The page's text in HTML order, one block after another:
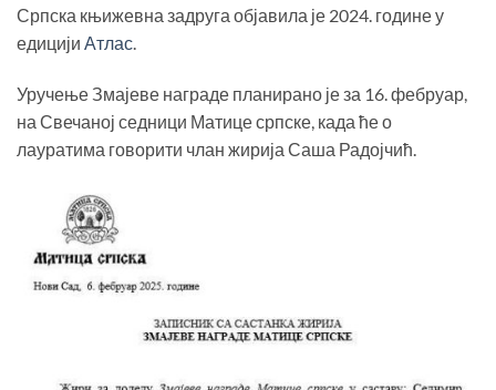
Српска књижевна задруга објавила је 2024. године у
едицији Атлас.
Уручење Змајеве награде планирано је за 16. фебруар,
на Свечаној седници Матице српске, када ће о
лауратима говорити члан жирија Саша Радојчић.